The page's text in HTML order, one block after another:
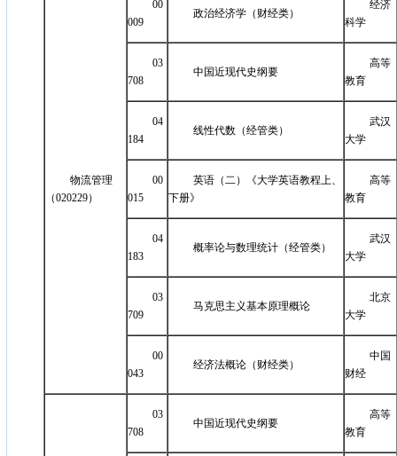
物流管理
（020229）
00
009
政治经济学（财经类）
经济
科学
03
708
中国近现代史纲要
高等
教育
04
184
线性代数（经管类）
武汉
大学
00
015
英语（二）《大学英语教程上、
下册》
高等
教育
04
183
概率论与数理统计（经管类）
武汉
大学
03
709
马克思主义基本原理概论
北京
大学
00
043
经济法概论（财经类）
中国
财经
03
708
中国近现代史纲要
高等
教育